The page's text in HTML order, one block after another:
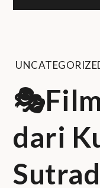
dari